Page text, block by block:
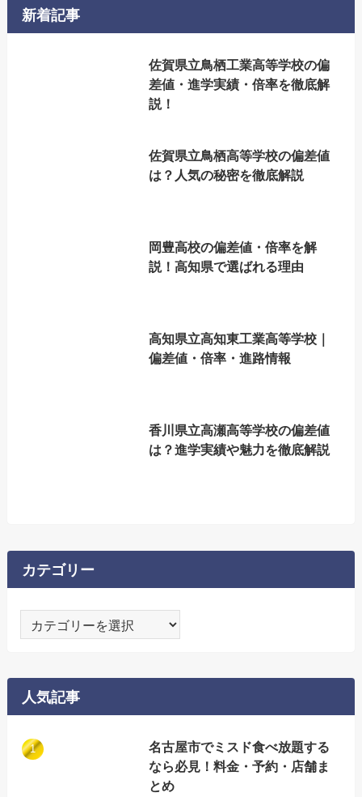
新着記事
佐賀県立鳥栖工業高等学校の偏
差値・進学実績・倍率を徹底解
説！
佐賀県立鳥栖高等学校の偏差値
は？人気の秘密を徹底解説
岡豊高校の偏差値・倍率を解
説！高知県で選ばれる理由
高知県立高知東工業高等学校｜
偏差値・倍率・進路情報
香川県立高瀬高等学校の偏差値
は？進学実績や魅力を徹底解説
カテゴリー
テ
リ
ー
人気記事
名古屋市でミスド食べ放題する
なら必見！料金・予約・店舗ま
とめ